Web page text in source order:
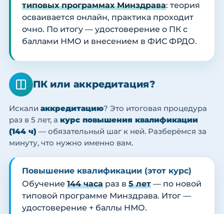
типовых программах Минздрава: теория
осваивается онлайн, практика проходит
очно. По итогу — удостоверение о ПК с
баллами НМО и внесением в ФИС ФРДО.
ПК или аккредитация?
Искали аккредитацию? Это итоговая процедура
раз в 5 лет, а курс повышения квалификации
(144 ч) — обязательный шаг к ней. Разберёмся за
минуту, что нужно именно вам.
Повышение квалификации (этот курс)
Обучение 144 часа раз в 5 лет — по новой
типовой программе Минздрава. Итог —
удостоверение + баллы НМО.